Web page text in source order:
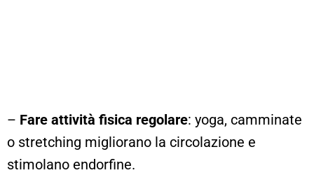
– Fare attività fisica regolare: yoga, camminate
o stretching migliorano la circolazione e
stimolano endorfine.